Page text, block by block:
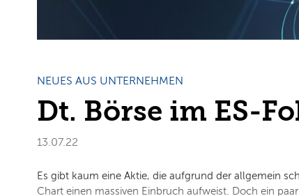
NEUES AUS UNTERNEHMEN
Dt. Börse im ES-
13.07.22
Es gibt kaum eine Aktie, die aufgrund der allgemein
Chart einen massiven Einbruch aufweist. Doch ein